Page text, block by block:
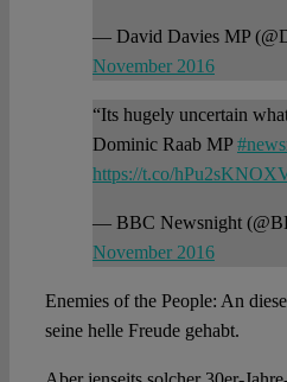
— David Davies MP
November 2016
“Its hugely uncertain
Dominic Raab MP
https://t.co/
— BBC Newsnight
November 2016
Enemies of the People: An
seine helle Freude gehabt.